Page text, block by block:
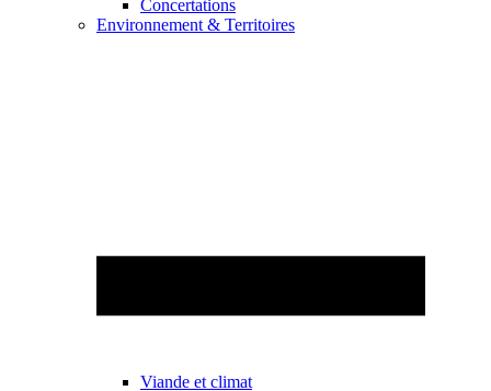
Concertations
Environnement & Territoires
Viande et climat